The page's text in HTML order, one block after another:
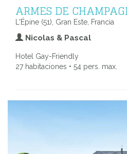
ARMES DE
L'Épine (51), Gran Este, Francia
Nicolas & Pascal
Hotel Gay-Friendly
27 habitaciones • 54 pers. max.